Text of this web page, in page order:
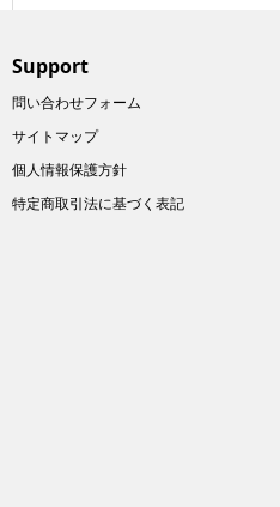
Support
問い合わせフォーム
サイトマップ
個人情報保護方針
特定商取引法に基づく表記